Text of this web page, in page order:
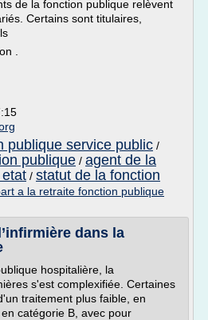
de la fonction publique relèvent
Certains sont titulaires,
.
publique service public /
publique / agent de la
/ statut de la fonction
a la retraite fonction publique
dans la
hospitalière, la
s'est complexifiée. Certaines
traitement plus faible, en
catégorie B, avec pour